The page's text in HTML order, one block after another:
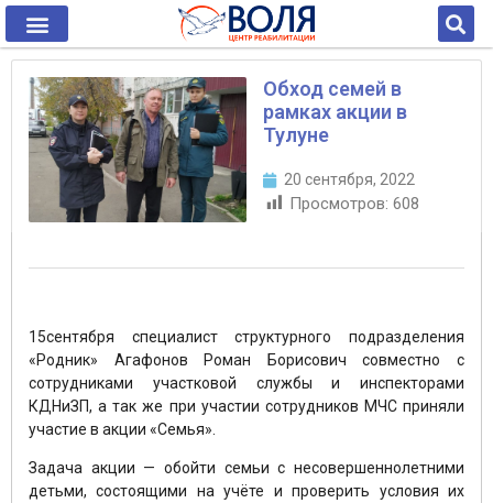
Обход семей в
рамках акции в
Тулуне
20 сентября, 2022
Просмотров: 608
15сентября специалист структурного подразделения
«Родник» Агафонов Роман Борисович совместно с
сотрудниками участковой службы и инспекторами
КДНиЗП, а так же при участии сотрудников МЧС приняли
участие в акции «Семья».
Задача акции — обойти семьи с несовершеннолетними
детьми, состоящими на учёте и проверить условия их